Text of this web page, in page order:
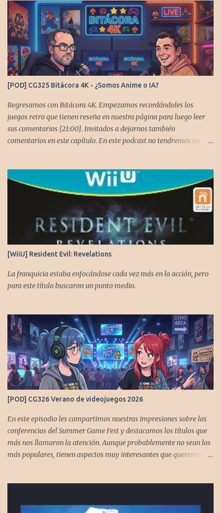
[POD] CG325 Bitácora 4K - ¿Somos Anime o IA?
Regresamos con Bitácora 4K. Empezamos recordándoles los
juegos retro que tienen reseña en nuestra página para luego leer
sus comentarios [21:00]. Invitados a dejarnos también
comentarios en este capítulo. En este podcast no tendremos un
@GoombaVictor y @flagstaad que no estarían aquí si no es por
ustedes. Muchas gracias a todos los que nos agregan a sus
plataformas de podcast y nos dejan comentarios en las cuentas de
redes. Spotify YouTube. Twitter -
https://twitter.com/CronicasGoomba Instagram -
https://www.instagram.com/cronicasgoomba/ Facebook -
plataforma nos puedes agregar con el código rss:
https://anchor.fm/s/10d1f3318/podcast/rss
[WiiU] Resident Evil: Revelations
La franquicia estaba enfocándose cada vez más en la acción, pero
para este título buscaron un punto medio.
[POD] CG326 Verano de videojuegos 2026
En este episodio les compartimos nuestras impresiones sobre las
conferencias del Summer Game Fest y destacamos los títulos que
más nos llamaron la atención. Aunque probablemente no sean los
más populares, tienen aspectos muy interesantes que queremos